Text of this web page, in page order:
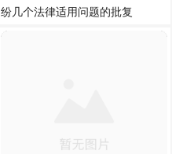
纷几个法律适用问题的批复